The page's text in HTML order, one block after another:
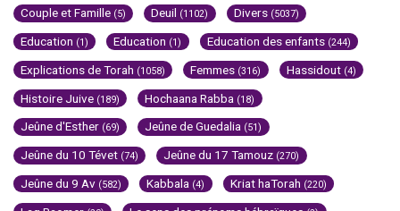
Couple et Famille (5) Deuil (1102) Divers (5037)
Education (1) Education (1) Education des enfants (244)
Explications de Torah (1058) Femmes (316) Hassidout (4)
Histoire Juive (189) Hochaana Rabba (18)
Jeûne d'Esther (69) Jeûne de Guedalia (51)
Jeûne du 10 Tévet (74) Jeûne du 17 Tamouz (270)
Jeûne du 9 Av (582) Kabbala (4) Kriat haTorah (220)